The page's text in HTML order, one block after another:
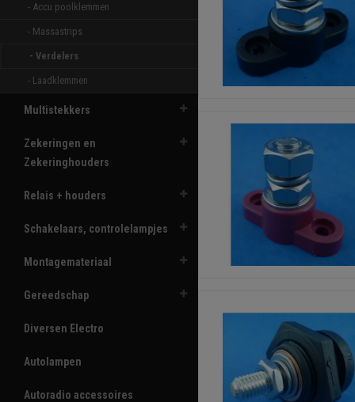
- Accu poolklemmen
- Massastrips
- Verdelers
- Laadklemmen
Multistekkers
Zekeringen en
Zekeringhouders
Relais + houders
Schakelaars, controlelampjes
Montagemateriaal
Gereedschap
Diversen Electro
Autolampen
Autoradio accessoires